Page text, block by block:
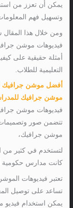
يمكن أن تعزز من
وتسهيل فهم
ومن خلال هذا
فيديوهات موشن
أمثلة حقيقية على
التعليمية للطلاب.
أفضل موشن
موشن جرافيك
فيديوهات موشن
تتضمن صور وتصميمات
موشن جرافيك،
لتستخدم في كثير من
كانت مدارس حكومية
تعتبر فيديوهات
تساعد على توصيل
يمكن استخدام